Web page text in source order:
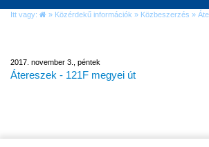
Itt vagy: » Közérdekű információk » Közbeszerzés »
2017. november 3., péntek
Átereszek - 121F megyei út